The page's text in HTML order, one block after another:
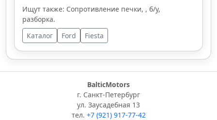
Ищут также: Сопротивление печки, , б/у,
разборка.
Каталог
Ford Fiesta
BalticMotors
г. Санкт-Петербург
ул. Заусадебная 13
тел. +7 (921) 917-77-42